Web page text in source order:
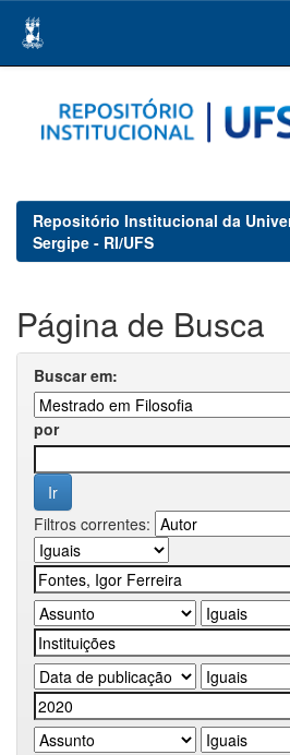
navigation
Repositório Institucional da
Sergipe - RI/UFS
Página de Busca
Buscar em:
por
Filtros correntes: